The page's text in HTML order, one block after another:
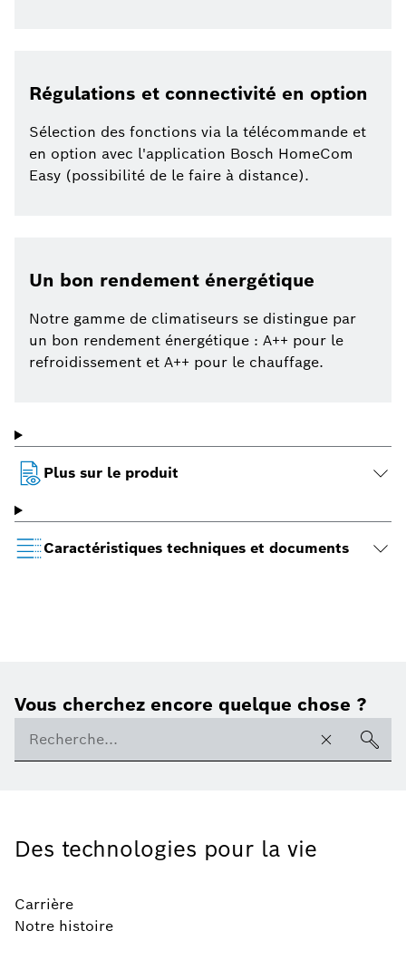
Régulations et connectivité en option
Sélection des fonctions via la télécommande et
en option avec l'application Bosch HomeCom
Easy (possibilité de le faire à distance).
Un bon rendement énergétique
Notre gamme de climatiseurs se distingue par
un bon rendement énergétique : A++ pour le
refroidissement et A++ pour le chauffage.
Plus sur le produit
Caractéristiques techniques et documents
Vous cherchez encore quelque chose ?
Des technologies pour la vie
Carrière
Notre histoire